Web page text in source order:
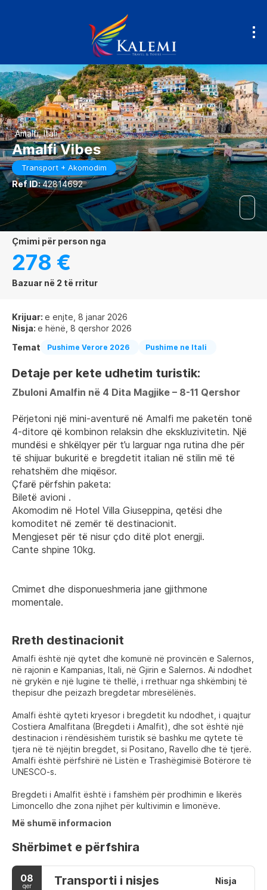
Amalfi, Itali
Amalfi Vibes
Transport + Akomodim
Ref ID:42814692
çmimi për person nga
278 €
Bazuar në 2 të rritur
Krijuar: e enjte, 8 janar 2026
Nisja: e hënë, 8 qershor 2026
Temat
Pushime Verore 2026 Pushime ne Itali
Detaje per kete udhetim turistik:
Zbuloni Amalfin në 4 Dita Magjike – 8-11 Qershor
Përjetoni një mini-aventurë në Amalfi me paketën tonë
4-ditore që kombinon relaksin dhe ekskluzivitetin. Një
mundësi e shkëlqyer për t’u larguar nga rutina dhe për
të shijuar bukuritë e bregdetit italian në stilin më të
rehatshëm dhe miqësor.
Çfarë përfshin paketa:
Biletë avioni .
Akomodim në Hotel Villa Giuseppina, qetësi dhe
komoditet në zemër të destinacionit.
Mengjeset për të nisur çdo ditë plot energji.
Cante shpine 10kg.
Cmimet dhe disponueshmeria jane gjithmone
momentale.
Rreth destinacionit
Amalfi është një qytet dhe komunë në provincën e Salernos,
në rajonin e Kampanias, Itali, në Gjirin e Salernos. Ai ndodhet
në grykën e një lugine të thellë, i rrethuar nga shkëmbinj të
thepisur dhe peizazh bregdetar mbresëlënës.
Amalfi është qyteti kryesor i bregdetit ku ndodhet, i quajtur
Costiera Amalfitana (Bregdeti i Amalfit), dhe sot është një
destinacion i rëndësishëm turistik së bashku me qytete të
tjera në të njëjtin bregdet, si Positano, Ravello dhe të tjerë.
Amalfi është përfshirë në Listën e Trashëgimisë Botërore të
UNESCO-s.
Bregdeti i Amalfit është i famshëm për prodhimin e likerës
Limoncello dhe zona njihet për kultivimin e limonëve.
Më shumë informacion
Shërbimet e përfshira
08
qer Transporti i nisjes Nisja